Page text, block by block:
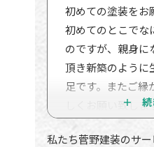
初めての塗装をお
初めてのとこでな
のですが、親身に
頂き新築のように
足です。またご縁
しくお願い致しま
私たち菅野建装のサ